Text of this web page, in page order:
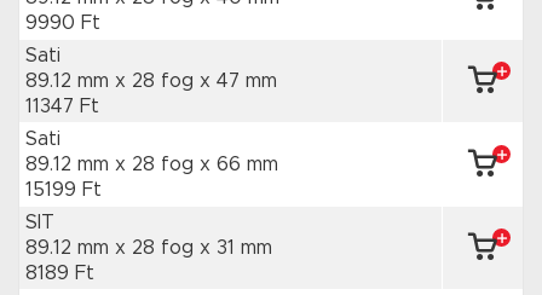
9990 Ft
Sati
89.12 mm x 28 fog x 47 mm
11347 Ft
Sati
89.12 mm x 28 fog x 66 mm
15199 Ft
SIT
89.12 mm x 28 fog x 31 mm
8189 Ft